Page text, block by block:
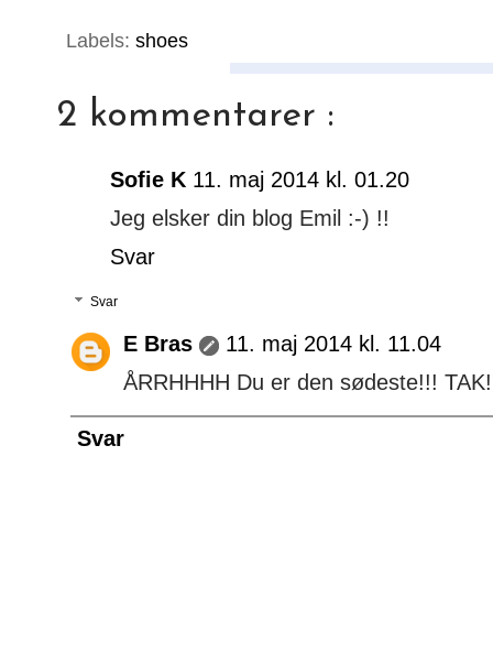
Labels: shoes
2 kommentarer :
Sofie K 11. maj 2014 kl. 01.20
Jeg elsker din blog Emil :-) !!
Svar
Svar
E Bras
11. maj 2014 kl. 11.04
ÅRRHHHH Du er den sødeste!!!
Svar